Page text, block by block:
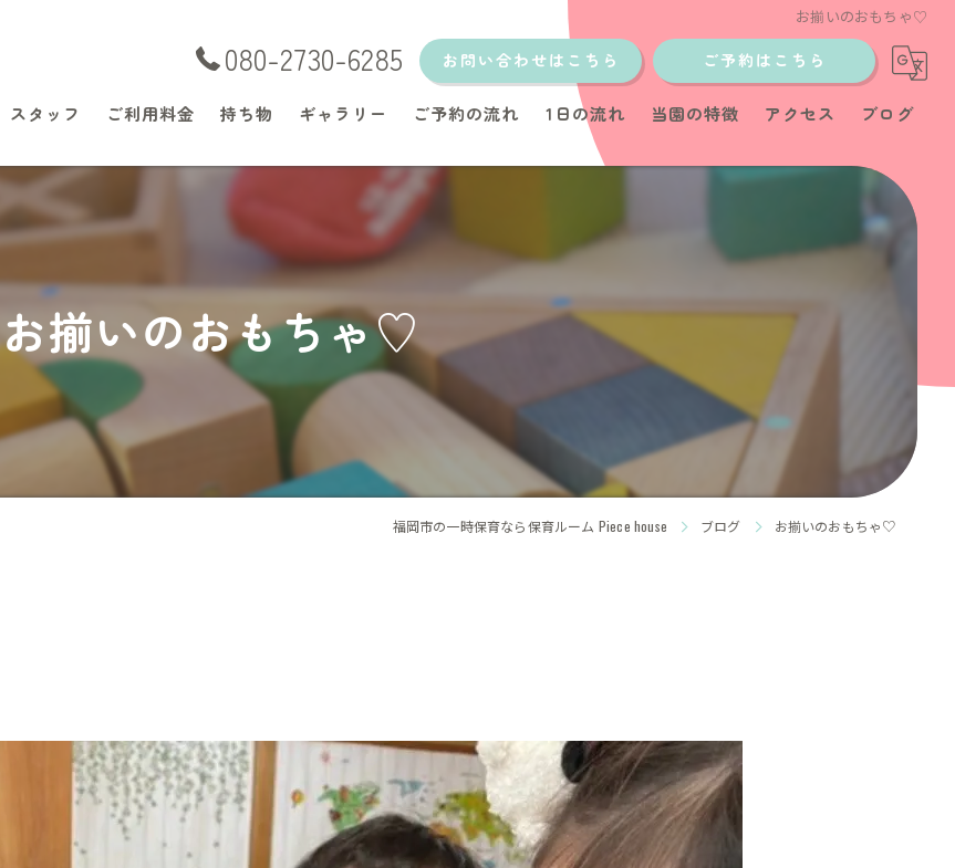
お揃いのおもちゃ♡
080-2730-6285 お問い合わせはこちら ご予約はこちら
スタッフ ご利用料金 持ち物 ギャラリー ご予約の流れ 1日の流れ 当園の特徴
育児サポート
アクセス ブログ
お揃いのおもちゃ♡
福岡市の一時保育なら保育ルーム Piece house ブログ お揃いのおもちゃ♡